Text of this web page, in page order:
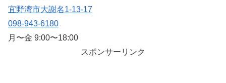
宜野湾市大謝名1-13-17
098-943-6180
月〜金 9:00〜18:00
スポンサーリンク